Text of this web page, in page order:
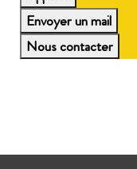
Envoyer un mail
Nous contacter